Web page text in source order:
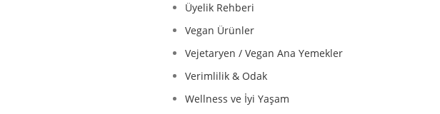
Üyelik Rehberi
Vegan Ürünler
Vejetaryen / Vegan Ana Yemekler
Verimlilik & Odak
Wellness ve İyi Yaşam